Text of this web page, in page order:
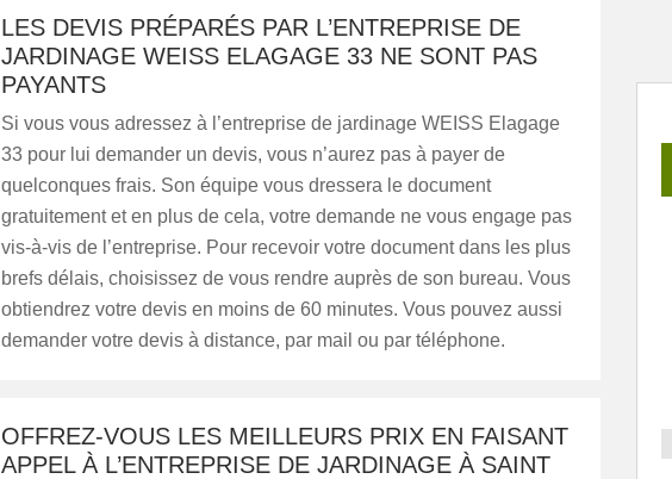
LES DEVIS PRÉPARÉS PAR L’ENTREPRISE DE
JARDINAGE WEISS ELAGAGE 33 NE SONT PAS
PAYANTS
Si vous vous adressez à l’entreprise de jardinage WEISS Elagage
33 pour lui demander un devis, vous n’aurez pas à payer de
quelconques frais. Son équipe vous dressera le document
gratuitement et en plus de cela, votre demande ne vous engage pas
vis-à-vis de l’entreprise. Pour recevoir votre document dans les plus
brefs délais, choisissez de vous rendre auprès de son bureau. Vous
obtiendrez votre devis en moins de 60 minutes. Vous pouvez aussi
demander votre devis à distance, par mail ou par téléphone.
OFFREZ-VOUS LES MEILLEURS PRIX EN FAISANT
APPEL À L’ENTREPRISE DE JARDINAGE À SAINT